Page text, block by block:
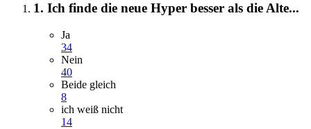
1. Ich finde die neue Hyper besser als die Alte...
Ja
34
Nein
40
Beide gleich
8
ich weiß nicht
14